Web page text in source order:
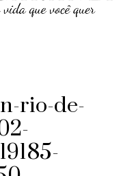
rio-de-